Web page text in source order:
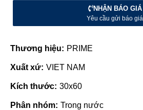
NHẬN BÁO GIÁ
Yêu cầu gửi báo giá
Thương hiệu: PRIME
Xuất xứ: VIET NAM
Kích thước: 30x60
Phân nhóm: Trong nước